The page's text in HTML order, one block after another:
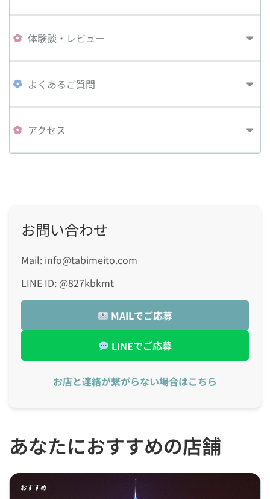
体験談・レビュー
よくあるご質問
アクセス
お問い合わせ
Mail: info@tabimeito.com
LINE ID: @827kbkmt
MAILでご応募
LINEでご応募
お店と連絡が繋がらない場合はこちら
あなたにおすすめの店舗
おすすめ